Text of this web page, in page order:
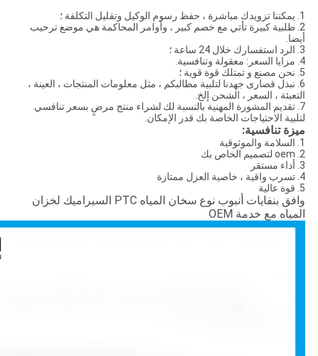
1. يمكننا تزويدك مباشرة ، حفظ رسوم الوكيل وتقليل التكلفة ؛
2. طلبية كبيرة تأتي مع خصم كبير ، وأوامر المحاكمة هي موضع ترحيب
أيضا.
3. الرد استفسارك خلال 24 ساعة ؛
4. مزايا السعر: معقولة وتنافسية.
5. نحن مصنع و تمتلك قوة قوية ؛
6. نبذل قصارى جهدنا لتلبية مطالبكم ، مثل معلومات المنتجات ، العينة ،
التعبئة ، السعر ، الشحن إلخ.
7. تقديم المشورة المهنية بالنسبة لك لشراء منتج مرضٍ بسعر تنافسي
لتلبية الاحتياجات الخاصة بك قدر الإمكان.
ميزة تنافسية:
1. السلامة والموثوقية
2. oem لتصميم الخاص بك
3. أداء مستقر
4. تسرب واقية ، خاصية العزل ممتازة
5. قوة عالية
وافق بنفايات أنبوب نوع سخان المياه PTC السيراميك لخزان
المياه مع خدمة OEM